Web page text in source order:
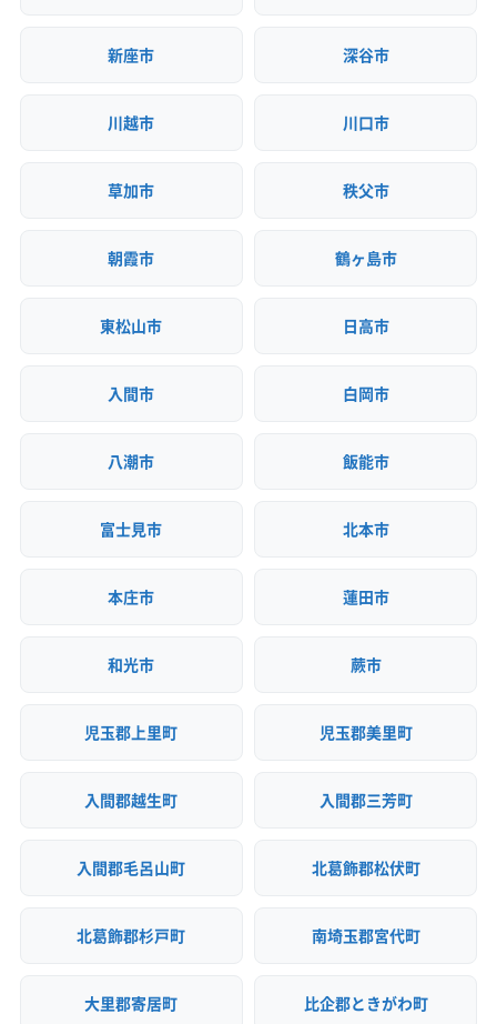
新座市 深谷市
川越市 川口市
草加市 秩父市
朝霞市 鶴ヶ島市
東松山市 日高市
入間市 白岡市
八潮市 飯能市
富士見市 北本市
本庄市 蓮田市
和光市 蕨市
児玉郡上里町 児玉郡美里町
入間郡越生町 入間郡三芳町
入間郡毛呂山町 北葛飾郡松伏町
北葛飾郡杉戸町 南埼玉郡宮代町
大里郡寄居町 比企郡ときがわ町